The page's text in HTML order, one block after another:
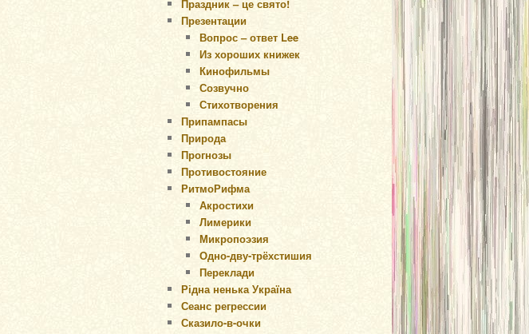
Праздник – це свято!
Презентации
Вопрос – ответ Lee
Из хороших книжек
Кинофильмы
Созвучно
Стихотворения
Припампасы
Природа
Прогнозы
Противостояние
РитмоРифма
Акростихи
Лимерики
Микропоэзия
Одно-дву-трёхстишия
Переклади
Рідна ненька Україна
Сеанс регрессии
Сказило-в-очки